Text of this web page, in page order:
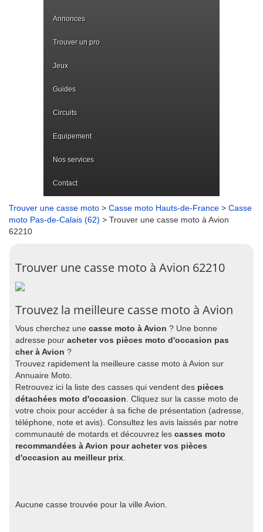
Annonces
Trouver un pro
Jeux
Guides
Circuits
Equipement
Nos services
Contact
Trouver une casse moto > Casse moto Hauts-de-France > Casse
moto Pas-de-Calais (62) > Trouver une casse moto à Avion
62210
Trouver une casse moto à Avion 62210
Trouvez la meilleure casse moto à Avion
Vous cherchez une casse moto à Avion ? Une bonne
adresse pour acheter vos pièces moto d'occasion pas
cher à Avion ?
Trouvez rapidement la meilleure casse moto à Avion sur
Annuaire Moto.
Retrouvez ici la liste des casses qui vendent des pièces
détachées moto d'occasion . Cliquez sur la casse moto de
votre choix pour accéder à sa fiche de présentation (adresse,
téléphone, note et avis). Consultez les avis laissés par notre
communauté de motards et découvrez les casses moto
recommandées à Avion pour acheter vos pièces
d'occasion au meilleur prix
Aucune casse trouvée pour la ville Avion.